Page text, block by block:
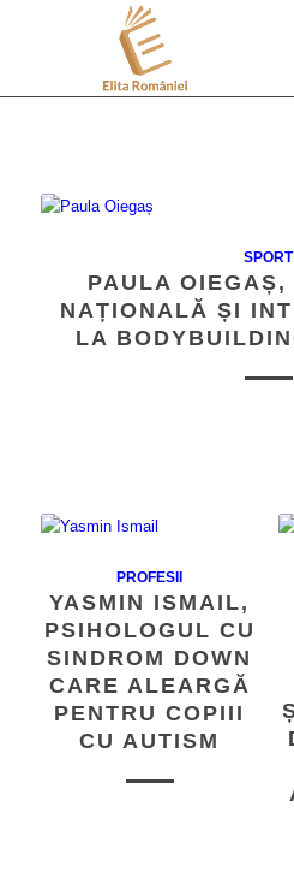
SPORT
PAULA OIEGAȘ,
NAȚIONALĂ ȘI
LA
PROFESII
YASMIN ISMAIL,
PSIHOLOGUL CU
SINDROM DOWN
CARE ALEARGĂ
PENTRU COPIII
CU AUTISM